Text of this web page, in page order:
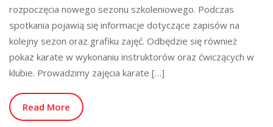
rozpoczęcia nowego sezonu szkoleniowego. Podczas
spotkania pojawią się informacje dotyczące zapisów na
kolejny sezon oraz grafiku zajęć. Odbędzie się również
pokaz karate w wykonaniu instruktorów oraz ćwiczących w
klubie. Prowadzimy zajęcia karate […]
Read More